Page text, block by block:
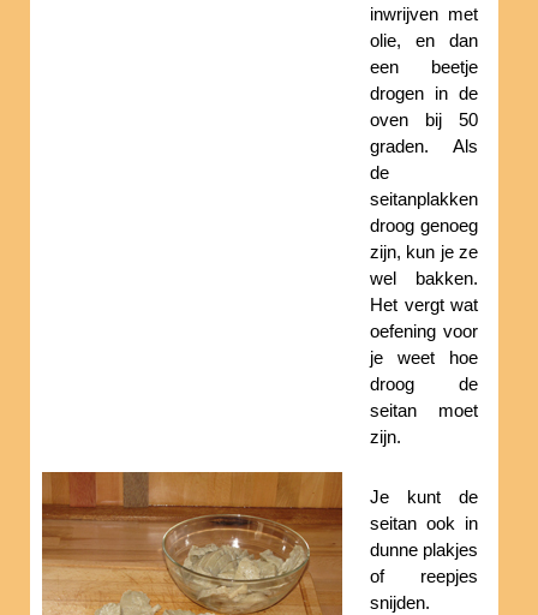
inwrijven met
olie, en dan
een beetje
drogen in de
oven bij 50
graden. Als
de
seitanplakken
droog genoeg
zijn, kun je ze
wel bakken.
Het vergt wat
oefening voor
je weet hoe
droog de
seitan moet
zijn.
Je kunt de
seitan ook in
dunne plakjes
of reepjes
snijden.